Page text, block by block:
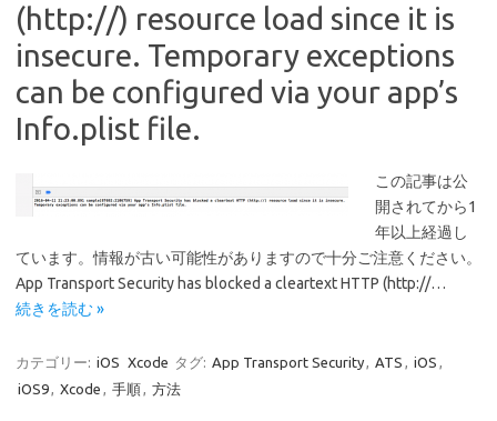
(http://) resource load since it is
insecure. Temporary exceptions
can be configured via your app’s
Info.plist file.
この記事は公
開されてから1
年以上経過し
ています。情報が古い可能性がありますので十分ご注意ください。
App Transport Security has blocked a cleartext HTTP (http://…
続きを読む »
カテゴリー: iOS Xcode タグ: App Transport Security, ATS , iOS ,
iOS9, Xcode , 手順, 方法